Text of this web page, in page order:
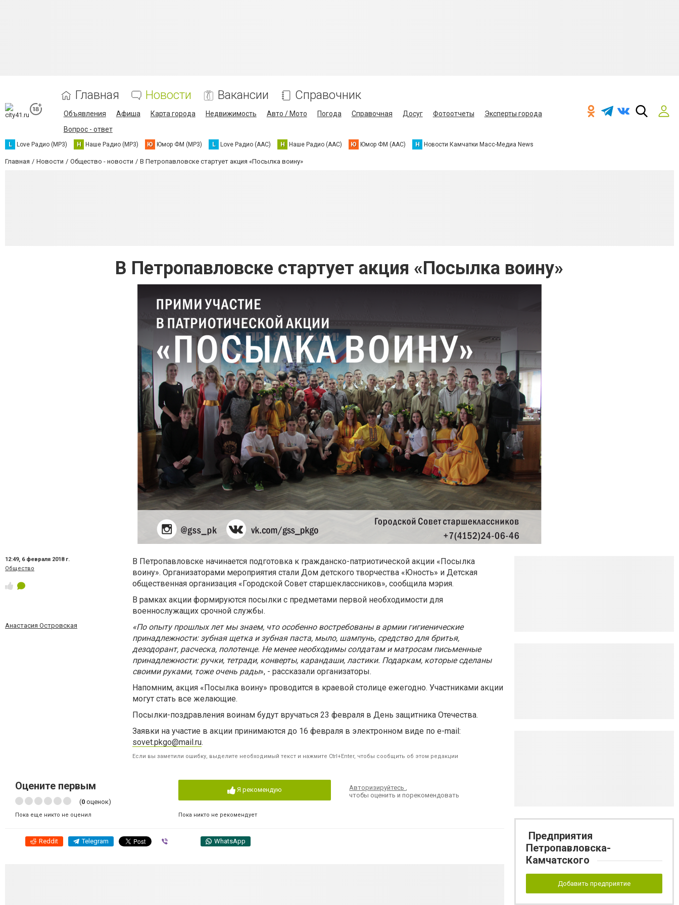
Главная Новости Вакансии Справочник
Объявления Афиша Карта города Недвижимость Авто / Мото Погода Справочная Досуг Фотоотчеты
Эксперты города
Вопрос - ответ
L Love Радио (MP3) Н Наше Радио (MP3) Ю Юмор ФМ (MP3) L Love Радио (AAC) Н Наше Радио (AAC) Ю Юмор ФМ (AAC) Н Новости Камчатки Масс-Медиа News
Главная Новости Общество - новости В Петропавловске стартует акция «Посылка воину»
В Петропавловске стартует акция «Посылка воину»
12:49, 6 февраля 2018 г.
Общество
Анастасия Островская
В Петропавловске начинается подготовка к гражданско-патриотической акции «Посылка
воину». Организаторами мероприятия стали Дом детского творчества «Юность» и Детская
общественная организация «Городской Совет старшеклассников», сообщила мэрия.
В рамках акции формируются посылки с предметами первой необходимости для
военнослужащих срочной службы.
«По опыту прошлых лет мы знаем, что особенно востребованы в армии гигиенические
принадлежности: зубная щетка и зубная паста, мыло, шампунь, средство для бритья,
дезодорант, расческа, полотенце. Не менее необходимы солдатам и матросам письменные
принадлежности: ручки, тетради, конверты, карандаши, ластики. Подаркам, которые сделаны
своими руками, тоже очень рады», - рассказали организаторы.
Напомним, акция «Посылка воину» проводится в краевой столице ежегодно. Участниками акции
могут стать все желающие.
Посылки-поздравления воинам будут вручаться 23 февраля в День защитника Отечества.
Заявки на участие в акции принимаются до 16 февраля в электронном виде по e-mail:
sovet.pkgo@mail.ru.
Если вы заметили ошибку, выделите необходимый текст и нажмите Ctrl+Enter, чтобы сообщить об этом редакции
Оцените первым
(0 оценок)
Пока еще никто не оценил
Я рекомендую
Пока никто не рекомендует
Авторизируйтесь,
чтобы оценить и порекомендовать
Reddit Telegram WhatsApp
Предприятия
Петропавловска-
Камчатского
Добавить предприятие